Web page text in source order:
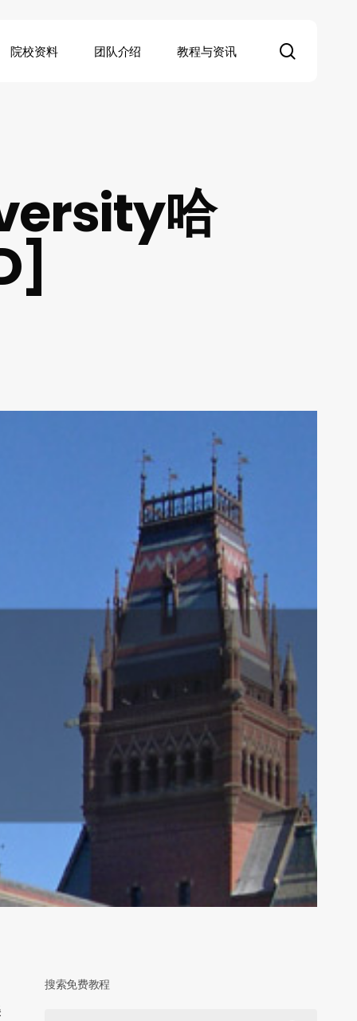
院校资料 团队介绍 教程与资讯
哈
搜索免费教程